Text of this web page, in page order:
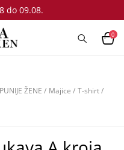
do 09.08.
0
ŽENE / Majice / T-shirt/